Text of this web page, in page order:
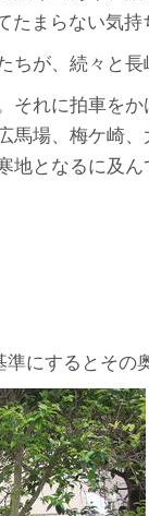
まらない気持
が、続々と長
それに拍車を
馬場、梅ケ崎
地となるに及
にするとその